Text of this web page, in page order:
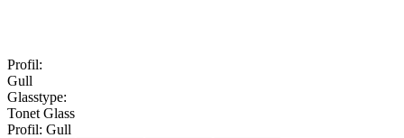
Profil:
Gull
Glasstype:
Tonet Glass
Profil: Gull